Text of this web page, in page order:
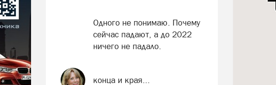
Одного не понимаю. Почему
сейчас падают, а до 2022
ничего не падало.
конца и края...